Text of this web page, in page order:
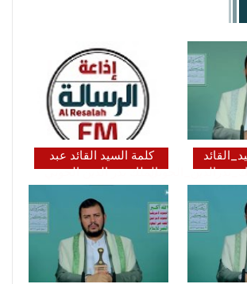
كلمة السيد القائد عبد
الملك بدر الدين الحوثي
(يحفظه الله)
(https://t.me/Bayynatn)
…